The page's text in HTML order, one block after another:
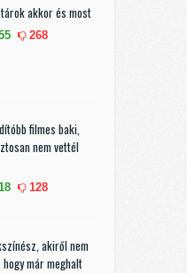
akkor és most
268
filmes baki,
nem vettél
128
akiről nem
már meghalt